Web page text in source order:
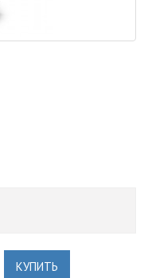
КУПИТЬ